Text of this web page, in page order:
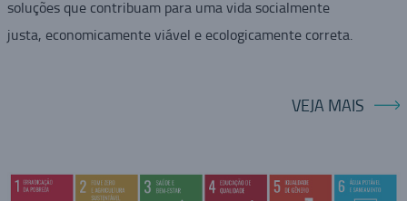
soluções que contribuam para uma vida socialmente
justa, economicamente viável e ecologicamente correta.
VEJA MAIS